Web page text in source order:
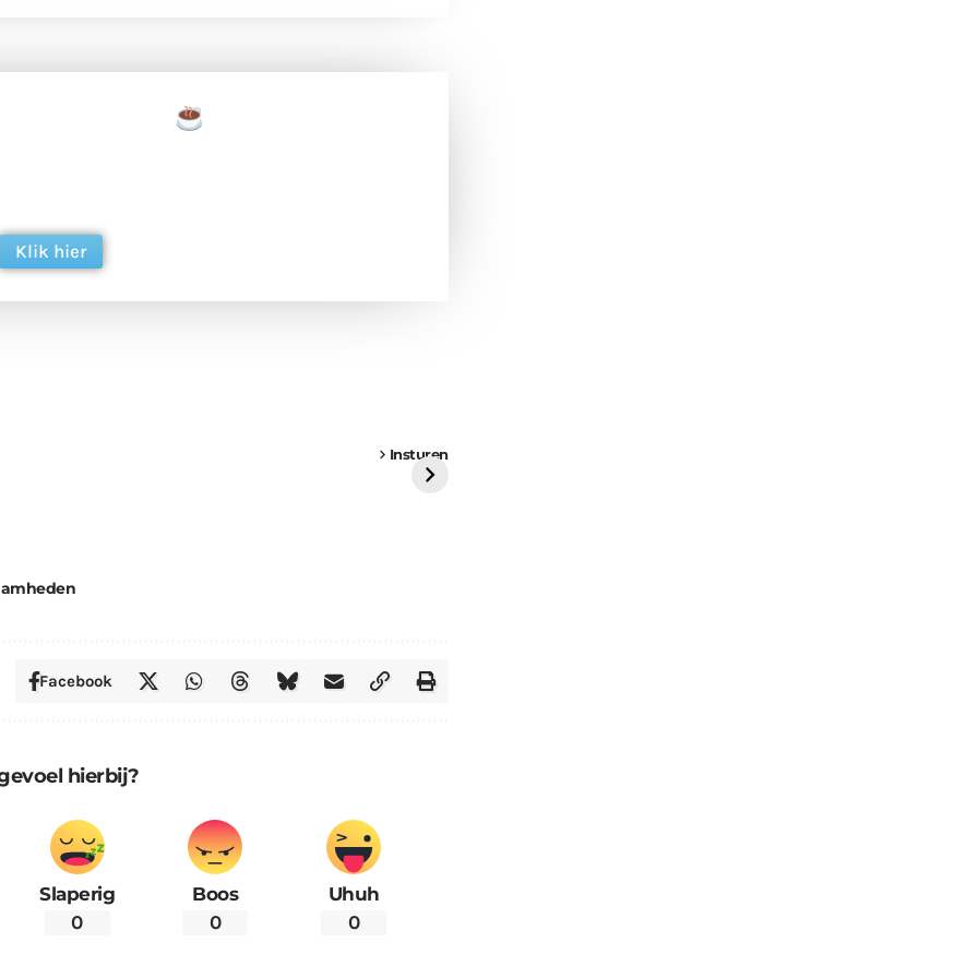
Klik hier
Insturen
Facebook
hierbij?
Slaperig
0
Boos
0
Uhuh
0